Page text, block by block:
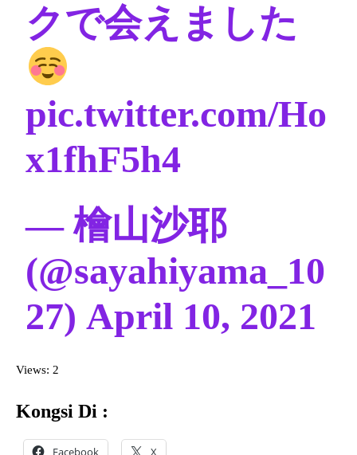
クで会えました
pic.twitter.com/Ho
x1fhF5h4
— 檜山沙耶
(@sayahiyama_10
27)April 10, 2021
Views: 2
Kongsi Di :
Facebook X